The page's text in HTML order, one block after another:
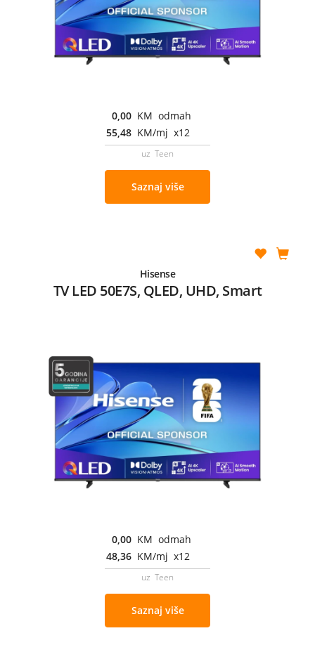
0,00 KM odmah
55,48 KM/mj x12
uz Teen
Saznaj više
Hisense
TV LED 50E7S, QLED, UHD, Smart
0,00 KM odmah
48,36 KM/mj x12
uz Teen
Saznaj više